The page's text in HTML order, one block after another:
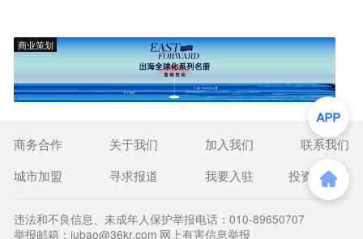
商业策划
商务合作 关于我们 加入我们
联系我们
城市加盟
寻求报道 我要入驻 投资者关系
违法和不良信息、未成年人保护举报电话：010-89650707
举报邮箱：jubao@36kr.com 网上有害信息举报